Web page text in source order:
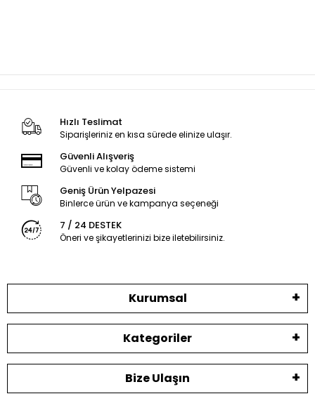
Hızlı Teslimat
Siparişleriniz en kısa sürede elinize ulaşır.
Güvenli Alışveriş
Güvenli ve kolay ödeme sistemi
Geniş Ürün Yelpazesi
Binlerce ürün ve kampanya seçeneği
7 / 24 DESTEK
Öneri ve şikayetlerinizi bize iletebilirsiniz.
Kurumsal
Kategoriler
Bize Ulaşın